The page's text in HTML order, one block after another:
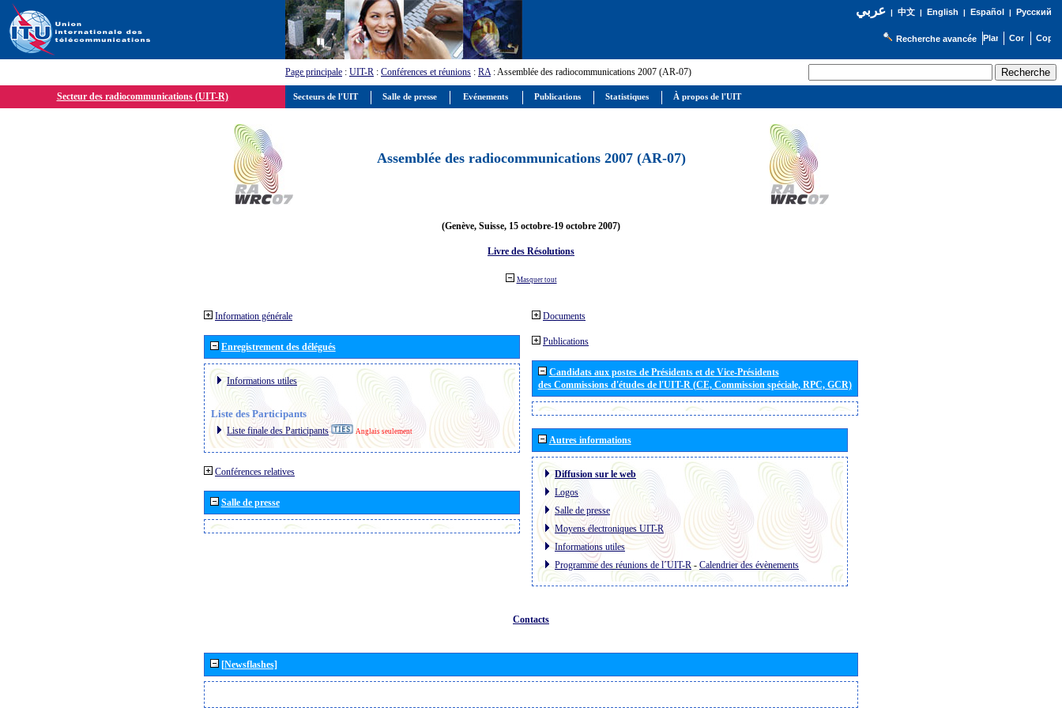
عربي| 中文| English | Español | Русский
Recherche avancée
Page principale : UIT-R : Conférences et réunions : RA: Assemblée des radiocommunications 2007 (AR-07)
Secteur des radiocommunications (UIT-R)
Assemblée des radiocommunications 2007 (AR-07)
(Genève, Suisse, 15 octobre-19 octobre 2007)
Livre des Résolutions
Masquer tout
Information générale
Enregistrement des délégués
Informations utiles
Liste des Participants
Liste finale des Participants Anglais seulement
Conférences relatives
Salle de presse
Documents
Publications
Candidats aux postes de Présidents et de Vice-Présidents
des Commissions d'études de l'UIT-R (CE, Commission spéciale, RPC, GCR)
Autres informations
Diffusion sur le web
Logos
Salle de presse
Moyens électroniques UIT-R
Informations utiles
Programme des réunions de l´UIT-R- Calendrier des évènements
Contacts
[Newsflashes]
Secteurs de l'UIT Salle de presse Evénements Publications Statistiques À propos de l'UIT